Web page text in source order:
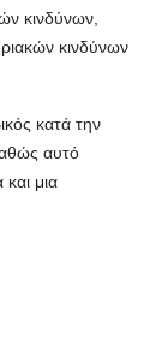
κινδύνων,
κινδύνων
κατά την
αυτό
μια